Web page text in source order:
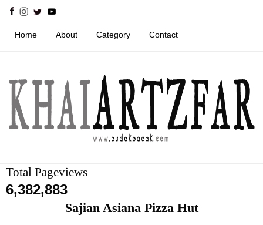
Home About Category Contact
Total Pageviews
6,382,883
Sajian Asiana Pizza Hut